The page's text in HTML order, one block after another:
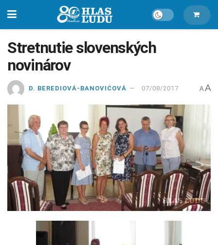
Stretnutie slovenských
novinárov
D. BEREDIOVÁ-BANOVIĆOVÁ 07/08/2017 A A